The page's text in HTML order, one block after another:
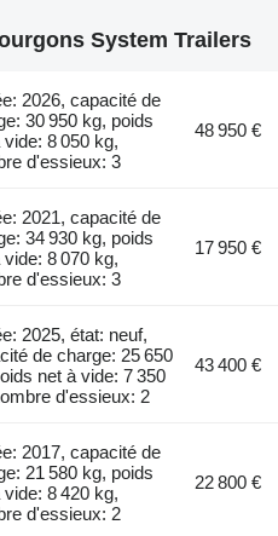
System Trailers
2026, capacité de
30 950 kg, poids
vide: 8 050 kg,
d'essieux: 3
48 950 €
2021, capacité de
34 930 kg, poids
vide: 8 070 kg,
d'essieux: 3
17 950 €
2025, état: neuf,
de charge: 25 650
net à vide: 7 350
d'essieux: 2
43 400 €
2017, capacité de
21 580 kg, poids
vide: 8 420 kg,
d'essieux: 2
22 800 €